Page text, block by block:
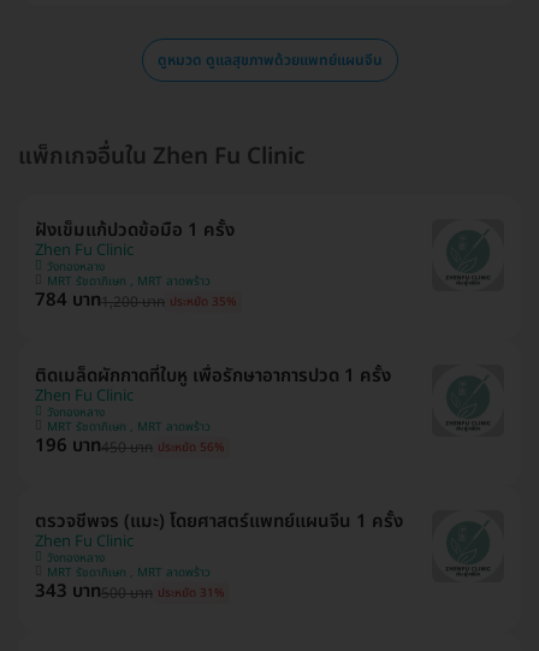
ดูหมวด ดูแลสุขภาพด้วยแพทย์แผนจีน
แพ็กเกจอื่นใน Zhen Fu Clinic
ฝังเข็มแก้ปวดข้อมือ 1 ครั้ง
Zhen Fu Clinic
วังทองหลาง
MRT รัชดาภิเษก , MRT ลาดพร้าว
784 บาท1,200 บาท ประหยัด 35%
ติดเมล็ดผักกาดที่ใบหู เพื่อรักษาอาการปวด 1 ครั้ง
Zhen Fu Clinic
วังทองหลาง
MRT รัชดาภิเษก , MRT ลาดพร้าว
196 บาท450 บาท ประหยัด 56%
ตรวจชีพจร (แมะ) โดยศาสตร์แพทย์แผนจีน 1 ครั้ง
Zhen Fu Clinic
วังทองหลาง
MRT รัชดาภิเษก , MRT ลาดพร้าว
343 บาท500 บาท ประหยัด 31%